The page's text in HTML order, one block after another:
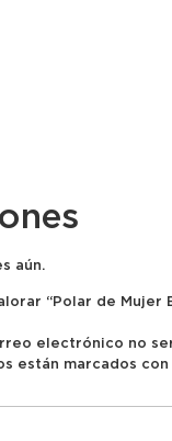
aún.
“Polar de Mujer
electrónico no
están marcados con